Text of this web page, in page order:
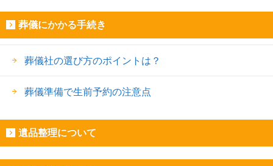
葬儀にかかる手続き
葬儀社の選び方のポイントは？
葬儀準備で生前予約の注意点
遺品整理について